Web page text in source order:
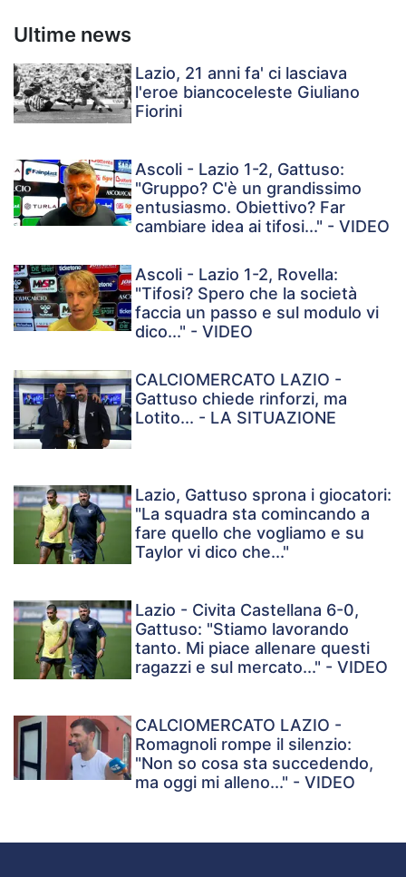
Ultime news
Lazio, 21 anni fa' ci lasciava
l'eroe biancoceleste Giuliano
Fiorini
Ascoli - Lazio 1-2, Gattuso:
"Gruppo? C'è un grandissimo
entusiasmo. Obiettivo? Far
cambiare idea ai tifosi..." - VIDEO
Ascoli - Lazio 1-2, Rovella:
"Tifosi? Spero che la società
faccia un passo e sul modulo vi
dico..." - VIDEO
CALCIOMERCATO LAZIO -
Gattuso chiede rinforzi, ma
Lotito... - LA SITUAZIONE
Lazio, Gattuso sprona i giocatori:
"La squadra sta comincando a
fare quello che vogliamo e su
Taylor vi dico che..."
Lazio - Civita Castellana 6-0,
Gattuso: "Stiamo lavorando
tanto. Mi piace allenare questi
ragazzi e sul mercato..." - VIDEO
CALCIOMERCATO LAZIO -
Romagnoli rompe il silenzio:
"Non so cosa sta succedendo,
ma oggi mi alleno..." - VIDEO